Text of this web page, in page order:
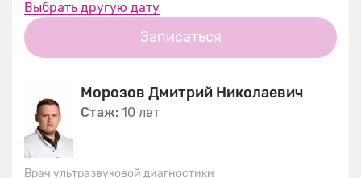
Выбрать другую дату
Записаться
Морозов Дмитрий Николаевич
Стаж: 10 лет
Врач ультразвуковой диагностики